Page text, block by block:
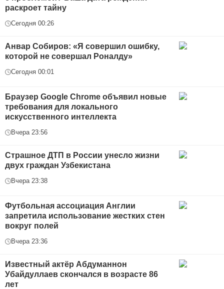
раскроет тайну
Сегодня 00:26
Анвар Собиров: «Я совершил ошибку,
которой не совершал Роналду»
Сегодня 00:01
Браузер Google Chrome объявил новые
требования для локального
искусственного интеллекта
Вчера 23:56
Страшное ДТП в России унесло жизни
двух граждан Узбекистана
Вчера 23:38
Футбольная ассоциация Англии
запретила использование жестких стен
вокруг полей
Вчера 23:36
Известный актёр Абдуманнон
Убайдуллаев скончался в возрасте 86
лет